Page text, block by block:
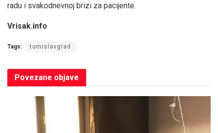
radu i svakodnevnoj brizi za pacijente.
Vrisak.info
Tags: tomislavgrad
Povezane objave